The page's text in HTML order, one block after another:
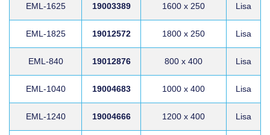
EML-1625 19003389 1600 x 250 Lisa
EML-1825 19012572 1800 x 250 Lisa
EML-840 19012876 800 x 400 Lisa
EML-1040 19004683 1000 x 400 Lisa
EML-1240 19004666 1200 x 400 Lisa